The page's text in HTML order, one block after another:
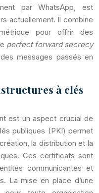
par WhatsApp, est
actuellement. Il combine
pour offrir des
perfect forward secrecy
messages passés en
à clés
est un aspect crucial de
publiques (PKI) permet
la distribution et la
Ces certificats sont
communicantes et
La mise en place d’une